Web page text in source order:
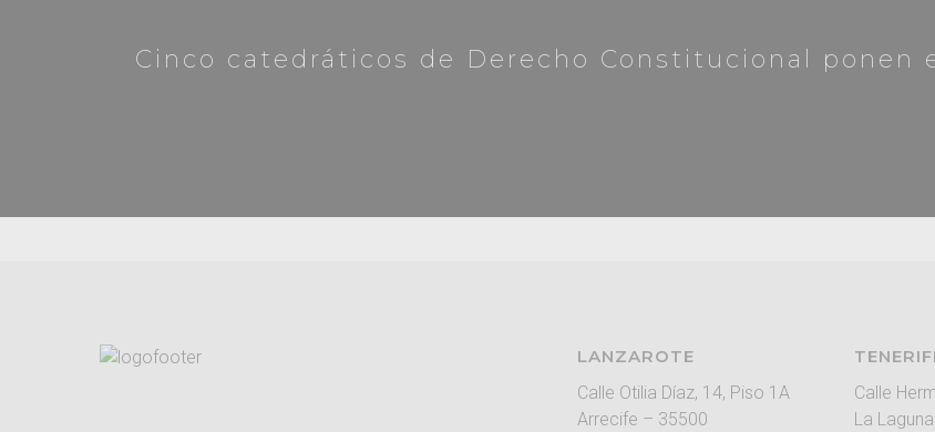
Cinco catedráticos de Derecho Constitucional ponen
LANZAROTE
Calle Otilia Díaz, 14, Piso 1A
Arrecife – 35500
Calle
La